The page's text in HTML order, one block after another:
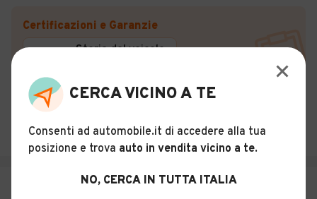
Certificazioni e Garanzie
Storia del veicolo
MANTOVANI SRL
Bastia Umbra (PG)
€ 8.200
CERCA VICINO A TE
Consenti ad automobile.it di accedere alla tua
posizione e trova auto in vendita vicino a te.
NO, CERCA IN TUTTA ITALIA